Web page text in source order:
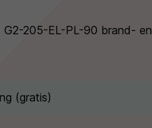
G2-205-EL-PL-90 brand- en